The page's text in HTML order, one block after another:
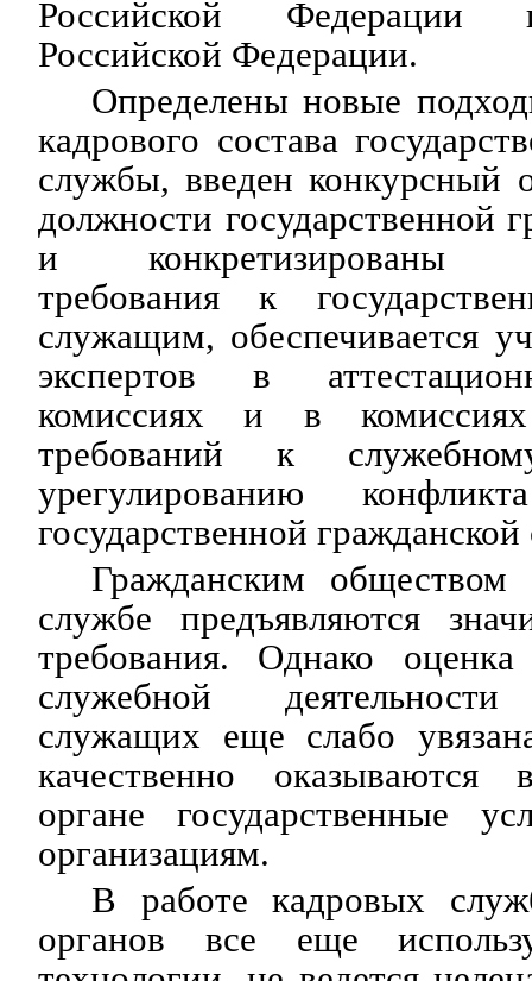
Российской Федерации
Российской Федерации.
Определены новые
кадрового состава
службы, введен конкурсный
должности государственной
и конкретизированы
требования к
служащим, обеспечивается
экспертов в
комиссиях и в
требований к
урегулированию
государственной
Гражданским обществом
службе предъявляются
требования. Однако оценка
служебной деятельности
служащих еще слабо
качественно оказываются
органе государственные
организациям.
В работе кадровых
органов все еще